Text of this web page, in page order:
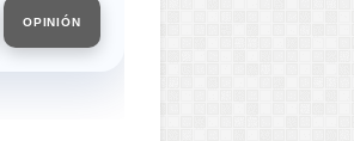
OPINIÓN